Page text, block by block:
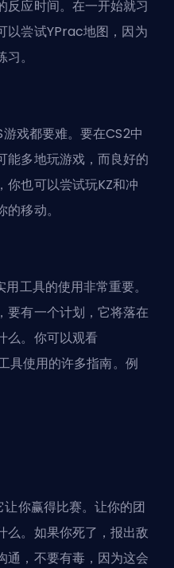
反应时间。在一开始就习
以尝试YPrac地图 ，因为
。
戏都要难。要在CS2中
能多地玩游戏，而良好的
你也可以尝试玩KZ和冲
移动。
工具的使用非常重要。
要有一个计划，它将落在
么。你可以观看
具使用的许多指南。例
你赢得比赛。让你的团
么。如果你死了，报出敌
通，不要有毒，因为这会